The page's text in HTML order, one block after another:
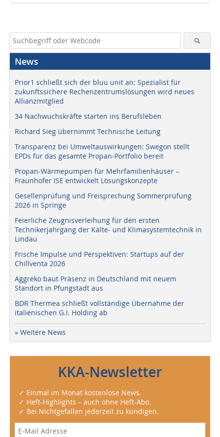
News
Prior1 schließt sich der bluu unit an: Spezialist für
zukunftssichere Rechenzentrumslösungen wird neues
Allianzmitglied
34 Nachwuchskräfte starten ins Berufsleben
Richard Sieg übernimmt Technische Leitung
Transparenz bei Umweltauswirkungen: Swegon stellt
EPDs für das gesamte Propan-Portfolio bereit
Propan-Wärmepumpen für Mehrfamilienhäuser –
Fraunhofer ISE entwickelt Lösungskonzepte
Gesellenprüfung und Freisprechung Sommerprüfung
2026 in Springe
Feierliche Zeugnisverleihung für den ersten
Technikerjahrgang der Kälte- und Klimasystemtechnik in
Lindau
Frische Impulse und Perspektiven: Startups auf der
Chillventa 2026
Aggreko baut Präsenz in Deutschland mit neuem
Standort in Pfungstadt aus
BDR Thermea schließt vollständige Übernahme der
italienischen G.I. Holding ab
» Weitere News
KKA-Newsletter
✓ Einmal im Monat kostenlose News.
✓ Heft-Highlights – auch ohne Heft-Abo.
✓ Bei Nichtgefallen jederzeit zu kündigen.